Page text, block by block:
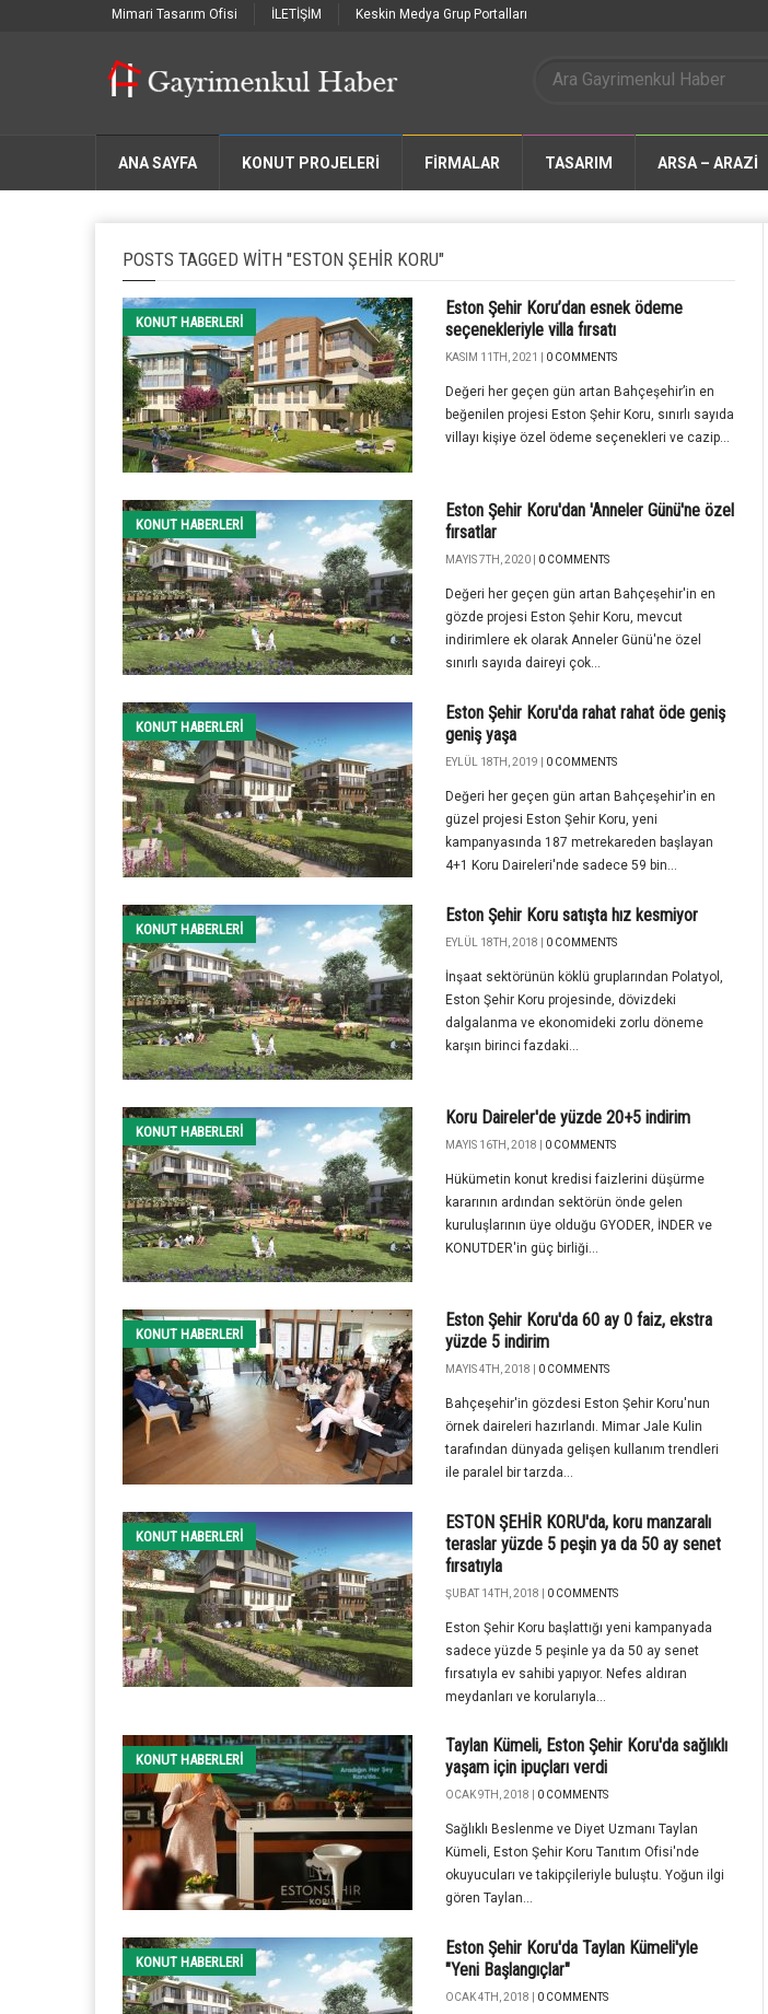
Mimari Tasarım Ofisi İLETİŞİM Keskin Medya Grup Portalları
ANA SAYFA KONUT PROJELERİ FIRMALAR TASARIM ARSA – ARAZİ
POSTS TAGGED WITH "ESTON ŞEHIR KORU"
KONUT HABERLERI
Eston Şehir Koru’dan esnek ödeme
seçenekleriyle villa fırsatı
KASIM 11TH, 2021 | 0 COMMENTS
Değeri her geçen gün artan Bahçeşehir’in en
beğenilen projesi Eston Şehir Koru, sınırlı sayıda
villayı kişiye özel ödeme seçenekleri ve cazip...
KONUT HABERLERI
Eston Şehir Koru'dan 'Anneler Günü'ne özel
fırsatlar
MAYIS 7TH, 2020 | 0 COMMENTS
Değeri her geçen gün artan Bahçeşehir'in en
gözde projesi Eston Şehir Koru, mevcut
indirimlere ek olarak Anneler Günü'ne özel
sınırlı sayıda daireyi çok...
KONUT HABERLERI
Eston Şehir Koru'da rahat rahat öde geniş
geniş yaşa
EYLÜL 18TH, 2019 | 0 COMMENTS
Değeri her geçen gün artan Bahçeşehir'in en
güzel projesi Eston Şehir Koru, yeni
kampanyasında 187 metrekareden başlayan
4+1 Koru Daireleri'nde sadece 59 bin...
KONUT HABERLERI
Eston Şehir Koru satışta hız kesmiyor
EYLÜL 18TH, 2018 | 0 COMMENTS
İnşaat sektörünün köklü gruplarından Polatyol,
Eston Şehir Koru projesinde, dövizdeki
dalgalanma ve ekonomideki zorlu döneme
karşın birinci fazdaki...
KONUT HABERLERI
Koru Daireler'de yüzde 20+5 indirim
MAYIS 16TH, 2018 | 0 COMMENTS
Hükümetin konut kredisi faizlerini düşürme
kararının ardından sektörün önde gelen
kuruluşlarının üye olduğu GYODER, İNDER ve
KONUTDER'in güç birliği...
KONUT HABERLERI
Eston Şehir Koru'da 60 ay 0 faiz, ekstra
yüzde 5 indirim
MAYIS 4TH, 2018 | 0 COMMENTS
Bahçeşehir'in gözdesi Eston Şehir Koru'nun
örnek daireleri hazırlandı. Mimar Jale Kulin
tarafından dünyada gelişen kullanım trendleri
ile paralel bir tarzda...
KONUT HABERLERI
ESTON ŞEHİR KORU'da, koru manzaralı
teraslar yüzde 5 peşin ya da 50 ay senet
fırsatıyla
ŞUBAT 14TH, 2018 | 0 COMMENTS
Eston Şehir Koru başlattığı yeni kampanyada
sadece yüzde 5 peşinle ya da 50 ay senet
fırsatıyla ev sahibi yapıyor. Nefes aldıran
meydanları ve korularıyla...
KONUT HABERLERI
Taylan Kümeli, Eston Şehir Koru'da sağlıklı
yaşam için ipuçları verdi
OCAK 9TH, 2018 | 0 COMMENTS
Sağlıklı Beslenme ve Diyet Uzmanı Taylan
Kümeli, Eston Şehir Koru Tanıtım Ofisi'nde
okuyucuları ve takipçileriyle buluştu. Yoğun ilgi
gören Taylan...
KONUT HABERLERI
Eston Şehir Koru'da Taylan Kümeli'yle
"Yeni Başlangıçlar"
OCAK 4TH, 2018 | 0 COMMENTS